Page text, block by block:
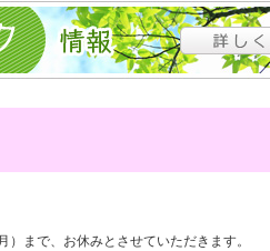
まで、お休みとさせていただきます。